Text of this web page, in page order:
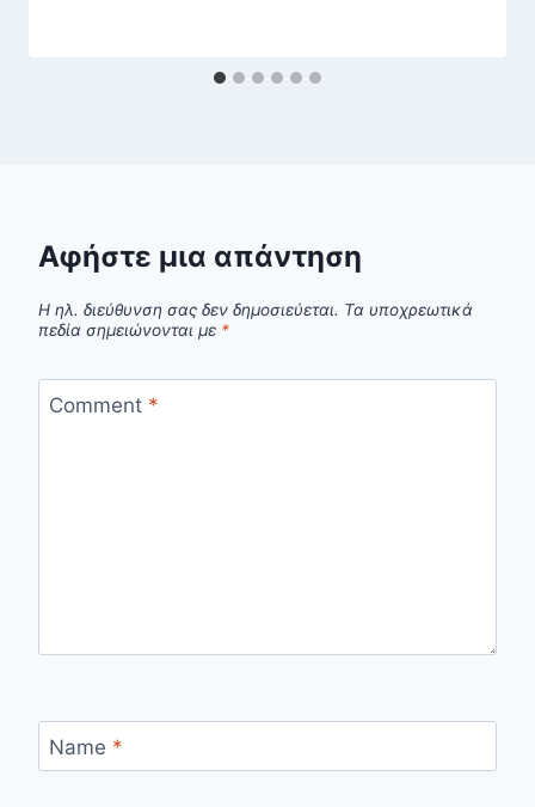
Αφήστε μια απάντηση
Η ηλ. διεύθυνση σας δεν δημοσιεύεται. Τα υποχρεωτικά
πεδία σημειώνονται με *
Comment *
Name *